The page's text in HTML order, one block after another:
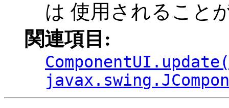
は 使用されること
関連項目: